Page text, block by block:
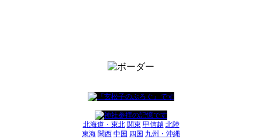
北海道・東北 関東 甲信越 北陸
東海 関西 中国 四国 九州・沖縄